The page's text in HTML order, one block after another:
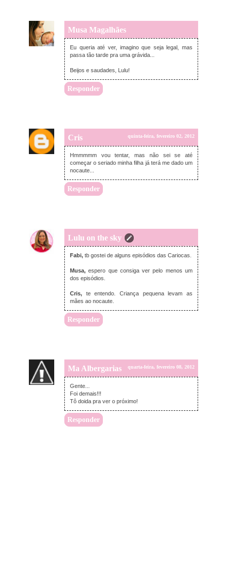
Musa Magalhães
quinta-feira, fevereiro 02, 2012
Eu queria até ver, imagino que seja legal, mas
passa tão tarde pra uma grávida...
Beijos e saudades, Lulu!
Responder
Cris quinta-feira, fevereiro 02, 2012
Hmmmmm vou tentar, mas não sei se até
começar o seriado minha filha já terá me dado um
nocaute...
Responder
Lulu on the sky
quinta-feira, fevereiro 02, 2012
Fabi, tb gostei de alguns episódios das Cariocas.
Musa,espero que consiga ver pelo menos um
dos episódios.
Cris, te entendo. Criança pequena levam as
mães ao nocaute.
Responder
Ma Albergarias quarta-feira, fevereiro 08, 2012
Gente...
Foi demais!!!
Tô doida pra ver o próximo!
Responder